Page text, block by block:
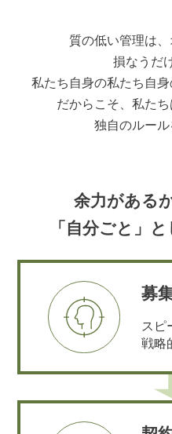
質の低い管理は
損なうだ
私たち自身の私たち自身
だからこそ、私たち
独自のルール
余力がある
「自分ごと」
募
スピ
戦略